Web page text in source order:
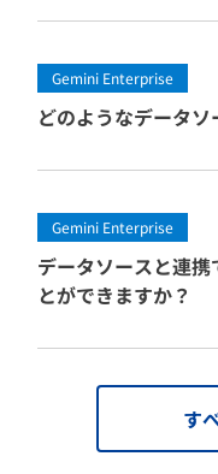
Gemini Enterprise
どのようなデータ
Gemini Enterprise
データソースと連
とができますか？
す